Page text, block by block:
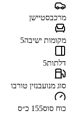
מרכבסטיישן
מקומות ישיבה5
דלתות5
סוג מנועבנזין טורבו
כוח סוס155 כ״ס